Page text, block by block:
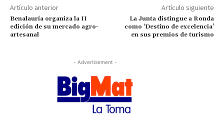
Artículo anterior
Benalauría organiza la II
edición de su mercado agro-
artesanal
Artículo siguiente
La Junta distingue a Ronda
como ‘Destino de excelencia’
en sus premios de turismo
- Advertisement -